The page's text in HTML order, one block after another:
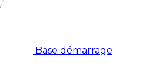
Base démarrage